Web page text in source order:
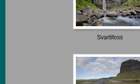
Svartifoss